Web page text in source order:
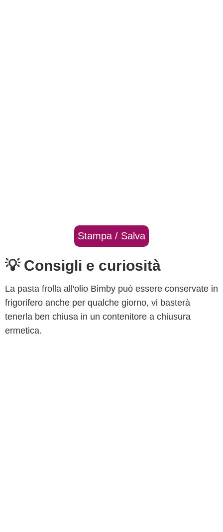
Stampa / Salva
💡 Consigli e curiosità
La pasta frolla all'olio Bimby può essere conservate in
frigorifero anche per qualche giorno, vi basterà
tenerla ben chiusa in un contenitore a chiusura
ermetica.